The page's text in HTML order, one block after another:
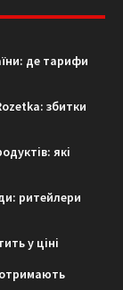
де тарифи
збитки
які
ритейлери
у ціні